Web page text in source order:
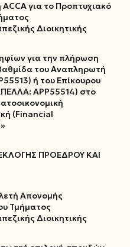
για το Προπτυχιακό
Διοικητικής
για την πλήρωση
του Αναπληρωτή
ή του Επίκουρου
ΑΡΡ55514) στο
(Financial
ΠΡΟΕΔΡΟΥ ΚΑΙ
Απονομής
Τμήματος
Διοικητικής